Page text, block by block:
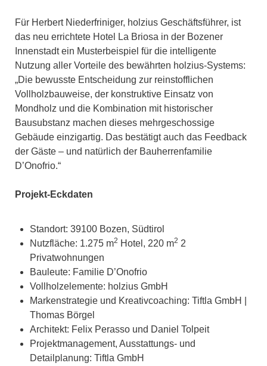
Für Herbert Niederfriniger, holzius Geschäftsführer, ist
das neu errichtete Hotel La Briosa in der Bozener
Innenstadt ein Musterbeispiel für die intelligente
Nutzung aller Vorteile des bewährten holzius-Systems:
„Die bewusste Entscheidung zur reinstofflichen
Vollholzbauweise, der konstruktive Einsatz von
Mondholz und die Kombination mit historischer
Bausubstanz machen dieses mehrgeschossige
Gebäude einzigartig. Das bestätigt auch das Feedback
der Gäste – und natürlich der Bauherrenfamilie
D’Onofrio.“
Projekt-Eckdaten
Standort: 39100 Bozen, Südtirol
Nutzfläche: 1.275 m2 Hotel, 220 m2 2
Privatwohnungen
Bauleute: Familie D’Onofrio
Vollholzelemente: holzius GmbH
Markenstrategie und Kreativcoaching: Tiftla GmbH |
Thomas Börgel
Architekt: Felix Perasso und Daniel Tolpeit
Projektmanagement, Ausstattungs- und
Detailplanung: Tiftla GmbH